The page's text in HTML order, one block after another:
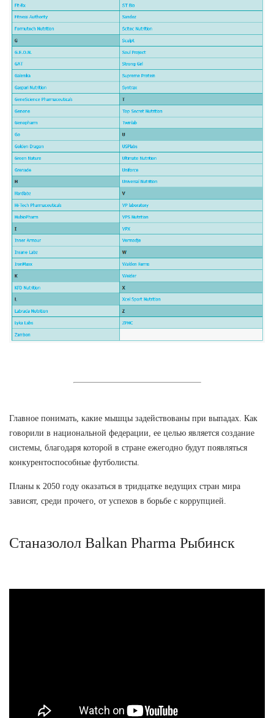
Главное понимать, какие мышцы задействованы при выпадах. Как
говорили в национальной федерации, ее целью является создание
системы, благодаря которой в стране ежегодно будут появляться
конкурентоспособные футболисты.
Планы к 2050 году оказаться в тридцатке ведущих стран мира
зависят, среди прочего, от успехов в борьбе с коррупцией.
Станазолол Balkan Pharma Рыбинск